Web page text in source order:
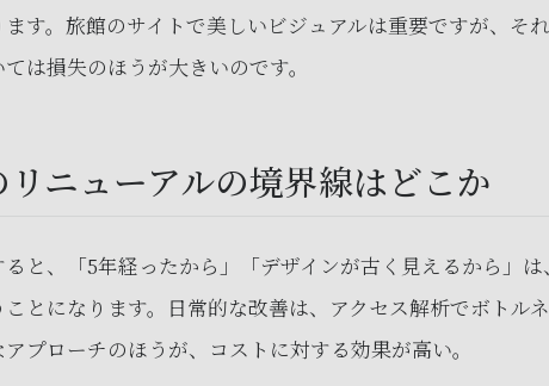
す。旅館のサイトで美しいビジュアルは重要ですが、そ
は損失のほうが大きいのです。
ニューアルの境界線はどこか
と、「5年経ったから」「デザインが古く見えるから」
とになります。日常的な改善は、アクセス解析でボトル
プローチのほうが、コストに対する効果が高い。